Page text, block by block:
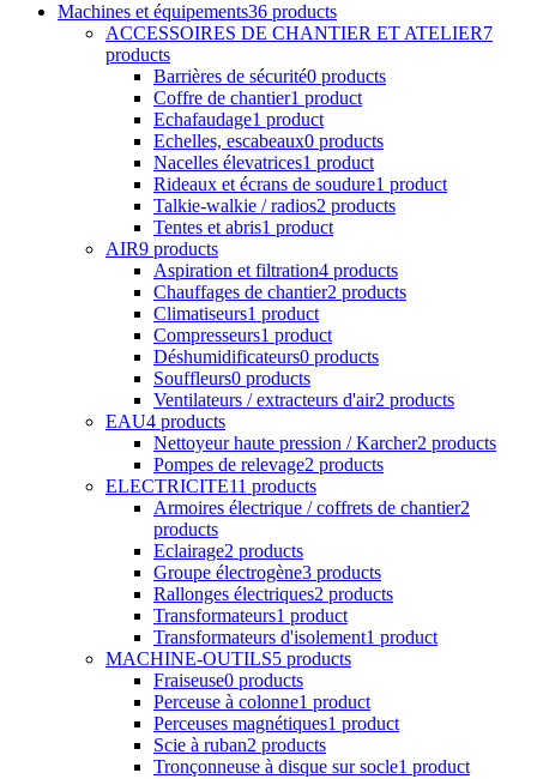
Machines et équipements36 products
ACCESSOIRES DE CHANTIER ET ATELIER7
products
Barrières de sécurité0 products
Coffre de chantier1 product
Echafaudage1 product
Echelles, escabeaux0 products
Nacelles élevatrices1 product
Rideaux et écrans de soudure1 product
Talkie-walkie / radios2 products
Tentes et abris1 product
AIR9 products
Aspiration et filtration4 products
Chauffages de chantier2 products
Climatiseurs1 product
Compresseurs1 product
Déshumidificateurs0 products
Souffleurs0 products
Ventilateurs / extracteurs d'air2 products
EAU4 products
Nettoyeur haute pression / Karcher2 products
Pompes de relevage2 products
ELECTRICITE11 products
Armoires électrique / coffrets de chantier2
products
Eclairage2 products
Groupe électrogène3 products
Rallonges électriques2 products
Transformateurs1 product
Transformateurs d'isolement1 product
MACHINE-OUTILS5 products
Fraiseuse0 products
Perceuse à colonne1 product
Perceuses magnétiques1 product
Scie à ruban2 products
Tronçonneuse à disque sur socle1 product